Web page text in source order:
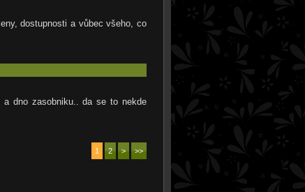
dostupnosti a vůbec všeho, co
dno zasobniku.. da se to nekde
1 2 > >>